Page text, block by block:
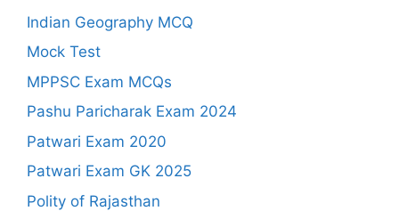
Indian Geography MCQ
Mock Test
MPPSC Exam MCQs
Pashu Paricharak Exam 2024
Patwari Exam 2020
Patwari Exam GK 2025
Polity of Rajasthan